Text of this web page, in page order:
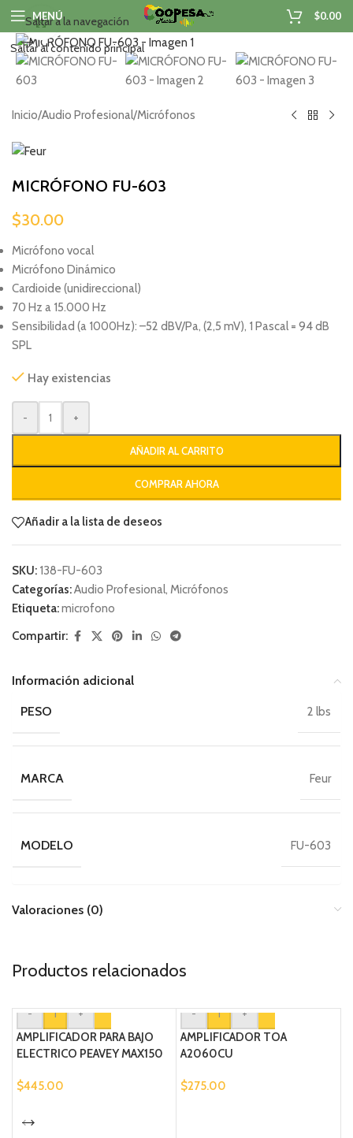
Saltar a la navegación
Saltar al contenido principal
MENÚ $0.00
Haga clic para ampliar
Inicio/Audio Profesional/Micrófonos
MICRÓFONO FU-603
$30.00
Micrófono vocal
Micrófono Dinámico
Cardioide (unidireccional)
70 Hz a 15.000 Hz
Sensibilidad (a 1000Hz): –52 dBV/Pa, (2,5 mV), 1 Pascal = 94 dB
SPL
Hay existencias
- +
AÑADIR AL CARRITO
COMPRAR AHORA
Añadir a la lista de deseos
SKU: 138-FU-603
Categorías:Audio Profesional, Micrófonos
Etiqueta:microfono
Compartir:
Información adicional
PESO 2 lbs
MARCA Feur
MODELO FU-603
Valoraciones (0)
Productos relacionados
-
+
AMPLIFICADOR PARA BAJO
ELECTRICO PEAVEY MAX150
$445.00
-
+
AMPLIFICADOR TOA
A2060CU
$275.00